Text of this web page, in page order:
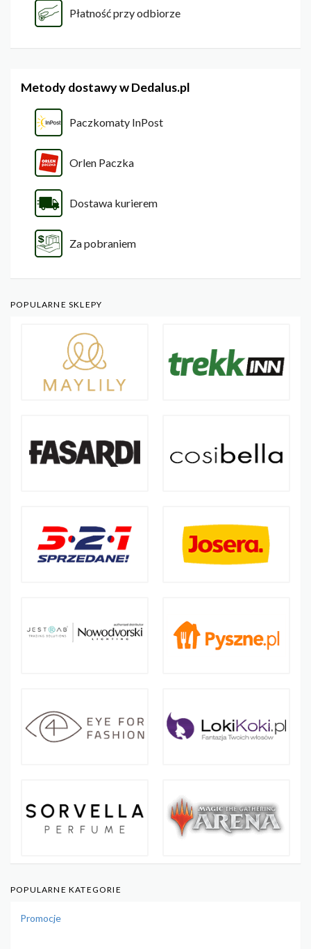
Płatność przy odbiorze
Metody dostawy w Dedalus.pl
Paczkomaty InPost
Orlen Paczka
Dostawa kurierem
Za pobraniem
POPULARNE SKLEPY
POPULARNE KATEGORIE
Promocje